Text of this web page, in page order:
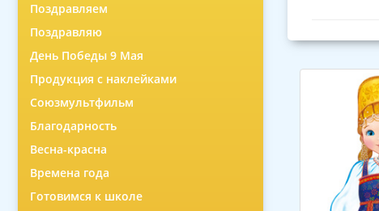
Поздравляем
Поздравляю
День Победы 9 Мая
Продукция с наклейками
Союзмультфильм
Благодарность
Весна-красна
Времена года
Готовимся к школе